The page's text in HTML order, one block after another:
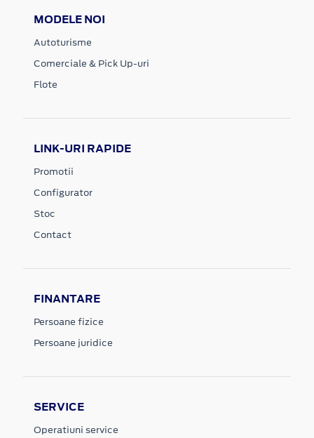
MODELE NOI
Autoturisme
Comerciale & Pick Up-uri
Flote
LINK-URI RAPIDE
Promotii
Configurator
Stoc
Contact
FINANTARE
Persoane fizice
Persoane juridice
SERVICE
Operatiuni service